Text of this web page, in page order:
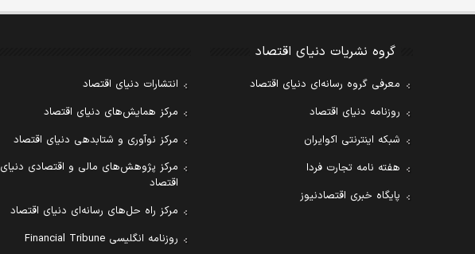
گروه نشریات دنیای اقتصاد
معرفی گروه رسانه‌ای دنیای اقتصاد
روزنامه دنیای اقتصاد
شبکه اینترنتی اکوایران
هفته نامه تجارت فردا
پایگاه خبری اقتصادنیوز
انتشارات دنیای اقتصاد
مرکز همایش‌های دنیای اقتصاد
مرکز نوآوری و شتابدهی دنیای اقتصاد
مرکز پژوهش‌های مالی و اقتصادی دنیای
اقتصاد
مرکز راه حل‌های رسانه‌ای دنیای اقتصاد
روزنامه انگلیسی Financial Tribune